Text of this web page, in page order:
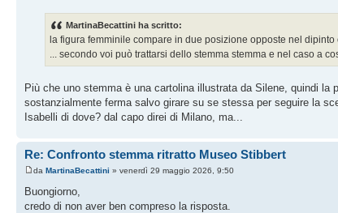
MartinaBecattini ha scritto:
la figura femminile compare in due posizione opposte nel
... secondo voi può trattarsi dello stemma stemma e nel caso a
Più che uno stemma è una cartolina illustrata da Silene, quindi
sostanzialmente ferma salvo girare su se stessa per seguire la
Isabelli di dove? dal capo direi di Milano, ma...
Re: Confronto stemma ritratto Museo Stibbert
da MartinaBecattini » venerdì 29 maggio 2026, 9:50
Buongiorno,
credo di non aver ben compreso la risposta.